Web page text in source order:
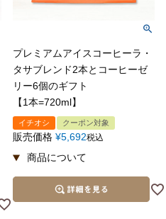
プレミアムアイスコーヒーラ・
タサブレンド2本とコーヒーゼ
リー6個のギフト
【1本=720ml】
イチオシ クーポン対象
販売価格 ¥5,692税込